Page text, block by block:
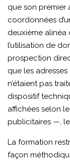
que son premier
coordonnées
deuxième
l’utilisation de
prospection
que les
n’étaient pas
dispositif
affichées selon
publicitaires —,
La formation
façon